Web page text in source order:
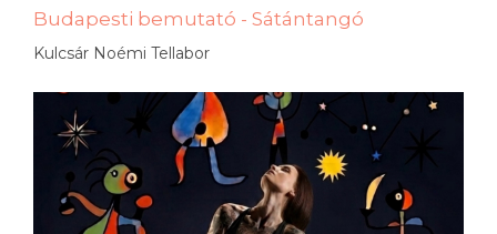
Budapesti bemutató - Sátántangó
Kulcsár Noémi Tellabor